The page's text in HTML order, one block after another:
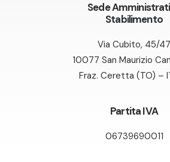
Sede
Stabilimento
Via Cubito, 45/47
10077 San Maurizio
Fraz. Ceretta (TO) –
Partita IVA
06739690011